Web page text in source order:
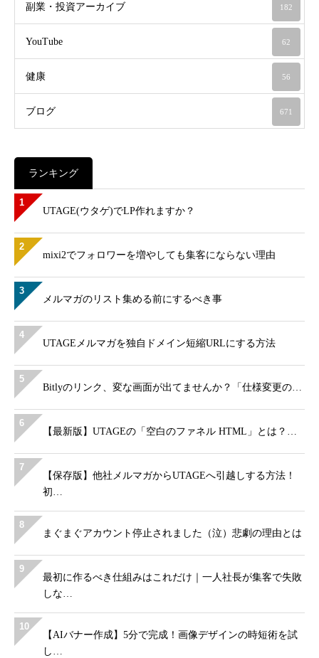
副業・投資アーカイブ 182
YouTube 62
健康 56
ブログ 671
ランキング
1
UTAGE(ウタゲ)でLP作れますか？
2
mixi2でフォロワーを増やしても集客にならない理由
3
メルマガのリスト集める前にするべき事
4
UTAGEメルマガを独自ドメイン短縮URLにする方法
5
Bitlyのリンク、変な画面が出てませんか？「仕様変更の…
6
【最新版】UTAGEの「空白のファネル HTML」とは？…
7
【保存版】他社メルマガからUTAGEへ引越しする方法！
初…
8
まぐまぐアカウント停止されました（泣）悲劇の理由とは
9
最初に作るべき仕組みはこれだけ｜一人社長が集客で失敗
しな…
10
【AIバナー作成】5分で完成！画像デザインの時短術を試
し…